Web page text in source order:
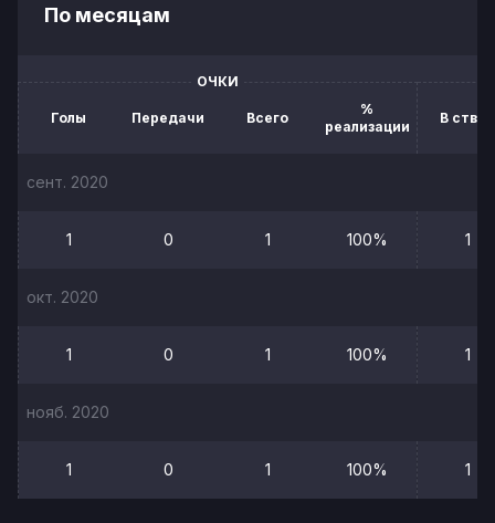
По месяцам
ОЧКИ
Голы Передачи Всего
%
реализации
В створ
сент. 2020
1 0 1 100% 1
окт. 2020
1 0 1 100% 1
нояб. 2020
1 0 1 100% 1